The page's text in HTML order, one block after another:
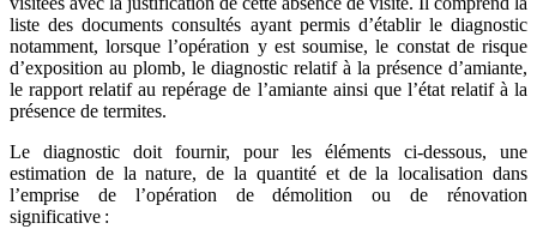
liste des documents consultés ayant permis d’établir le diagnostic
notamment, lorsque l’opération y est soumise, le constat de risque
d’exposition au plomb, le diagnostic relatif à la présence d’amiante,
le rapport relatif au repérage de l’amiante ainsi que l’état relatif à la
présence de termites.
Le diagnostic doit fournir, pour les éléments ci-dessous, une
estimation de la nature, de la quantité et de la localisation dans
l’emprise de l’opération de démolition ou de rénovation
significative :